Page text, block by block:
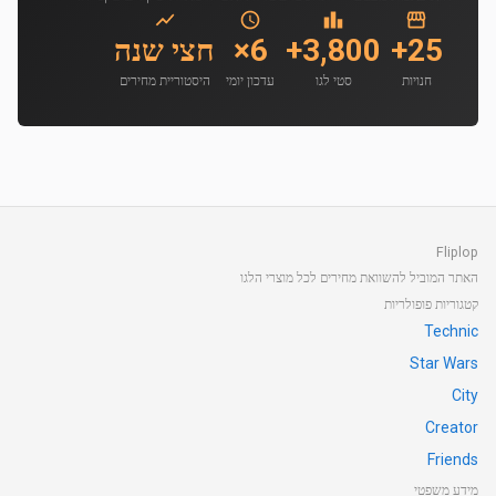
25+
חנויות
3,800+
סטי לגו
6×
עדכון יומי
חצי שנה
היסטוריית מחירים
Fliplop
האתר המוביל להשוואת מחירים לכל מוצרי הלגו
קטגוריות פופולריות
Technic
Star Wars
City
Creator
Friends
מידע משפטי